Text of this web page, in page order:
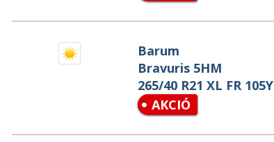
Barum
Bravuris 5HM
265/40 R21 XL FR 105Y
AKCIÓ